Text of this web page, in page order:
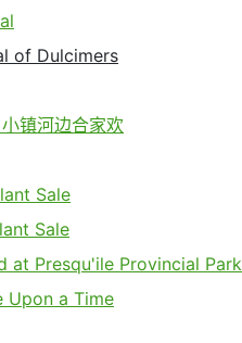
of Dulcimers
镇河边合家欢
Sale
Sale
at Presqu'ile Provincial
Upon a Time